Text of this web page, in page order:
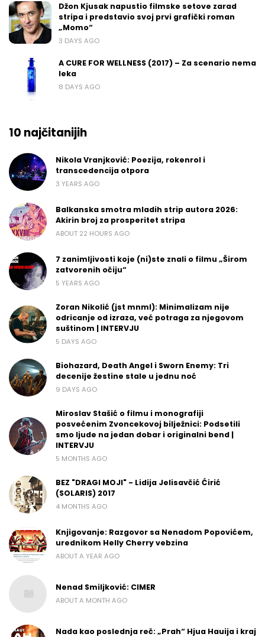
Džon Kjusak napustio filmske setove zarad
stripa i predstavio svoj prvi grafički roman
„Momo“
3 DAYS AGO
A CURE FOR WELLNESS (2017) – Za scenario nema
leka
8 DAYS AGO
10 najčitanijih
Nikola Vranjković: Poezija, rokenrol i
transcedencija otpora
3 YEARS AGO
Balkanska smotra mladih strip autora 2026:
Akirin broj za prosperitet stripa
ABOUT 22 HOURS AGO
7 zanimljivosti koje (ni)ste znali o filmu „Širom
zatvorenih očiju“
5 YEARS AGO
Zoran Nikolić (jst mnml): Minimalizam nije
odricanje od izraza, već potraga za njegovom
suštinom | INTERVJU
5 DAYS AGO
Biohazard, Death Angel i Sworn Enemy: Tri
decenije žestine stale u jednu noć
9 DAYS AGO
Miroslav Stašić o filmu i monografiji
posvećenim Zvoncekovoj bilježnici: Podsetili
smo ljude na jedan dobar i originalni bend |
INTERVJU
5 MONTHS AGO
BEZ "DRAGI MOJI" - Lidija Jelisavčić Ćirić
(SOLARIS) 2017
4 MONTHS AGO
Knjigovanje: Razgovor sa Nenadom Popovićem,
urednikom Helly Cherry vebzina
ABOUT A YEAR AGO
Nenad Smiljković: CIMER
ABOUT A MONTH AGO
Nada kao poslednja reč: „Prah“ Hjua Hauija i kraj